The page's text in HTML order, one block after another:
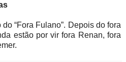
“Fora Fulano”. Depois do fora
estão por vir fora Renan, fora